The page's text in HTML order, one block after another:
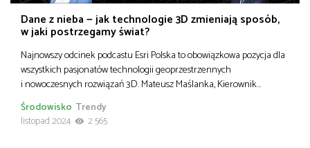
Dane z nieba — jak technologie 3D zmieniają sposób,
w jaki postrzegamy świat?
Najnowszy odcinek podcastu Esri Polska to obowiązkowa pozycja dla
wszystkich pasjonatów technologii geoprzestrzennych
i nowoczesnych rozwiązań 3D. Mateusz Maślanka, Kierownik…
Środowisko Trendy
listopad 2024
2 565